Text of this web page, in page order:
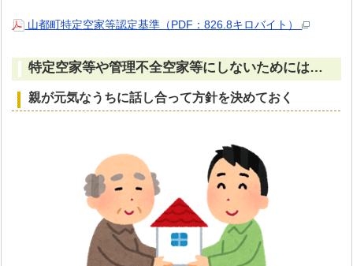
山都町特定空家等認定基準（PDF：826.8キロバイト）
特定空家等や管理不全空家等にしないためには…
親が元気なうちに話し合って方針を決めておく